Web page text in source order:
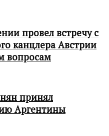
провел встречу с
канцлера Австрии
вопросам
принял
Аргентины